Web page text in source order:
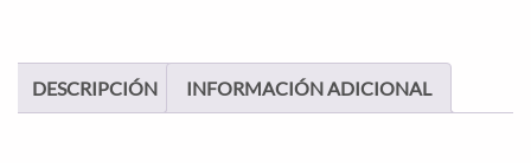
DESCRIPCIÓN INFORMACIÓN ADICIONAL